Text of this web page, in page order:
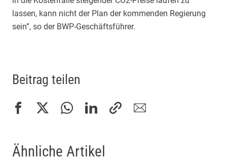
lassen, kann nicht der Plan der kommenden Regierung
sein”, so der BWP-Geschäftsführer.
Beitrag teilen
Ähnliche Artikel